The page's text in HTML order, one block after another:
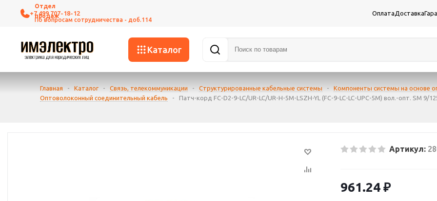
+7 499 707-18-12 ОплатаДоставка
Каталог
Главная - Каталог - Связь, телекоммуникации - Структурированные кабельные системы - Компоненты системы на основе
Оптоволоконный соединительный кабель
- Патч-корд FC-D2-9-LC/UR-LC/UR-H-5M-LSZH-YL (FC-9-LC-LC-UPC-5M) вол.-опт. SM 9/
Артикул:
961.24 ₽